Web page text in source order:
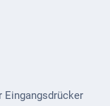
Eingangsdrücker